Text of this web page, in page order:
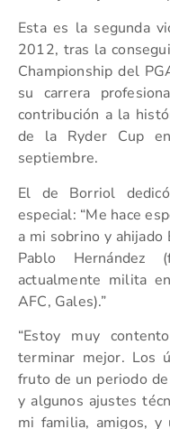
Esta es la segunda
2012, tras la
Championship del
su carrera
contribución a la
de la Ryder Cup
septiembre.
El de Borriol
especial: “Me hace
a mi sobrino y
Pablo Hernández
actualmente milita
AFC, Gales).”
“Estoy muy
terminar mejor. Los
fruto de un periodo
y algunos ajustes
mi familia, amigos, y